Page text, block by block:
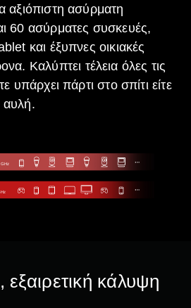
αξιόπιστη ασύρματη
60 ασύρματες συσκευές,
και έξυπνες οικιακές
Καλύπτει τέλεια όλες τις
υπάρχει πάρτι στο σπίτι είτε
αυλή.
GHz
κάλυψη